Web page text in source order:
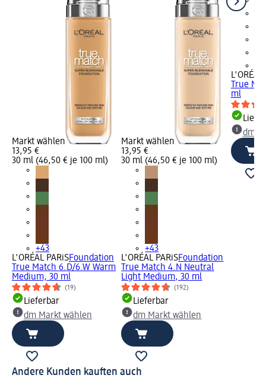
Markt wählen
13,95 €
30 ml (46,50 € je 100 ml)
+43
L'ORÉAL PARiSFoundation
True Match 6.D/6.W Warm
Medium, 30 ml
(19)
Lieferbar
dm Markt wählen
Markt wählen
13,95 €
30 ml (46,50 € je 100 ml)
+43
L'ORÉAL PARiSFoundation
True Match 4.N Neutral
Light Medium, 30 ml
(192)
Lieferbar
dm Markt wählen
L'ORÉAL
True
ml
dm
Andere Kunden kauften auch